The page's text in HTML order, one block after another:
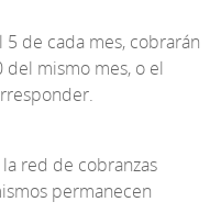
de cada mes, cobrarán
del mismo mes, o el
red de cobranzas
permanecen